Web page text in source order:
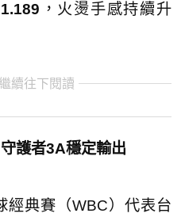
1.189 ，火燙手感持續升
續往下閱讀
護者3A穩定輸出
經典賽（WBC）代表台